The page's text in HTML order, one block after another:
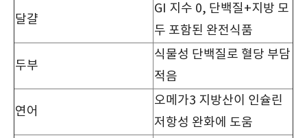
달걀
GI 지수 0, 단백질+지방 모
두 포함된 완전식품
두부
식물성 단백질로 혈당 부담
적음
연어
오메가3 지방산이 인슐린
저항성 완화에 도움